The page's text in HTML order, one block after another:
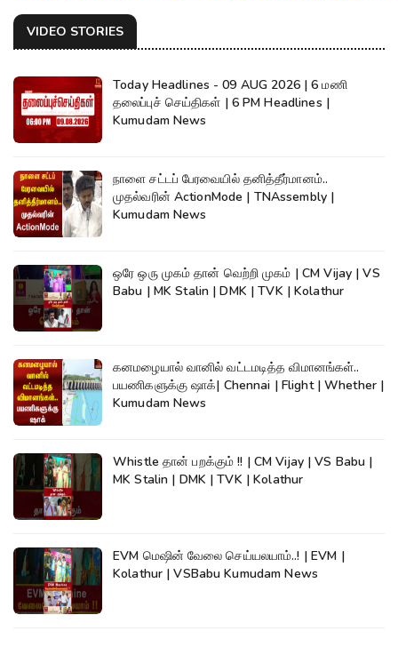
VIDEO STORIES
Today Headlines - 09 AUG 2026 | 6 மணி
தலைப்புச் செய்திகள் | 6 PM Headlines |
Kumudam News
நாளை சட்டப் பேரவையில் தனித்தீர்மானம்..
முதல்வரின் ActionMode | TNAssembly |
Kumudam News
ஒரே ஒரு முகம் தான் வெற்றி முகம் | CM Vijay | VS
Babu | MK Stalin | DMK | TVK | Kolathur
கனமழையால் வானில் வட்டமடித்த விமானங்கள்..
பயணிகளுக்கு ஷாக்| Chennai | Flight | Whether |
Kumudam News
Whistle தான் பறக்கும் !! | CM Vijay | VS Babu |
MK Stalin | DMK | TVK | Kolathur
EVM மெஷின் வேலை செய்யலயாம்..! | EVM |
Kolathur | VSBabu Kumudam News